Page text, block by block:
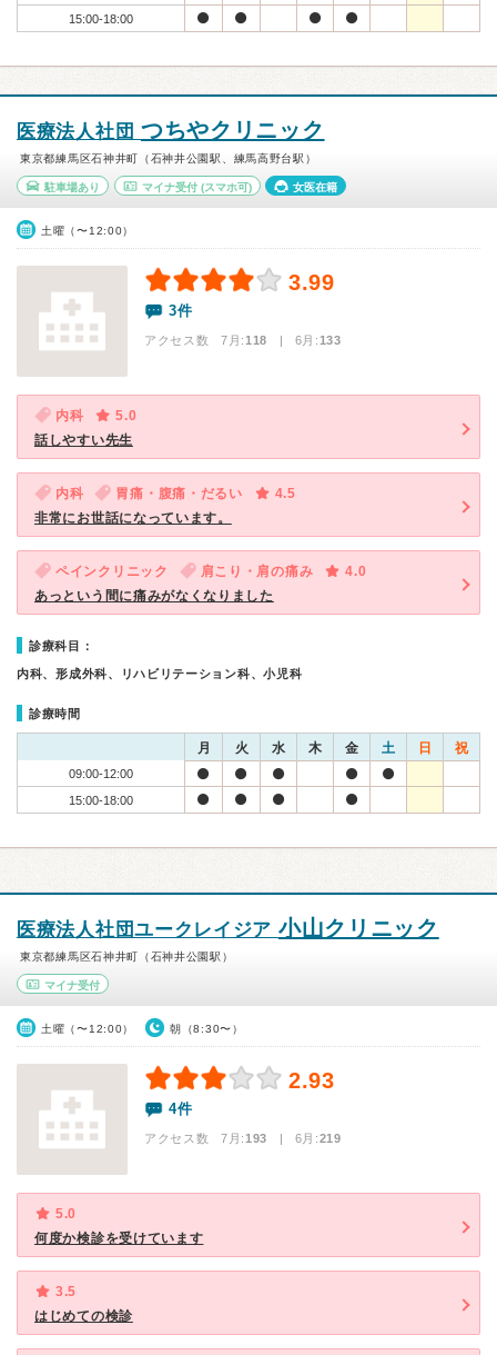
15:00-18:00
医療法人社団 つちやクリニック
東京都練馬区石神井町（石神井公園駅、練馬高野台駅）
駐車場あり マイナ受付(スマホ可) 女医在籍
土曜（〜12:00）
3.99
3件
アクセス数 7月:118 | 6月:133
内科
5.0
話しやすい先生
内科 胃痛・腹痛・だるい
4.5
非常にお世話になっています。
ペインクリニック 肩こり・肩の痛み
4.0
あっという間に痛みがなくなりました
診療科目：
内科、形成外科、リハビリテーション科、小児科
診療時間
月 火 水 木 金 土 日 祝
09:00-12:00
15:00-18:00
医療法人社団ユークレイジア 小山クリニック
東京都練馬区石神井町（石神井公園駅）
マイナ受付
土曜（〜12:00） 朝（8:30〜）
2.93
4件
アクセス数 7月:193 | 6月:219
5.0
何度か検診を受けています
3.5
はじめての検診